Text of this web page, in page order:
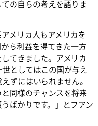
の自らの考えを語りま
メリカ人もアメリカを
ら利益を得てきた一方
てきました。アメリカ
としてはこの国が与え
ずにはいられません。
同様のチャンスを将来
ばかりです。」とフアン